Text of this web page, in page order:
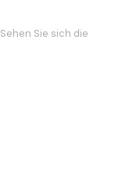
Sehen Sie sich die